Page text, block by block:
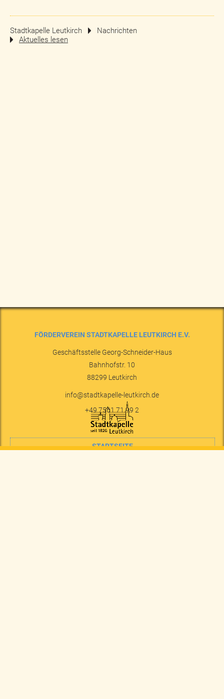
Stadtkapelle Leutkirch
Nachrichten
Aktuelles lesen
FÖRDERVEREIN STADTKAPELLE LEUTKIRCH E.V.
Geschäftsstelle Georg-Schneider-Haus
Bahnhofstr. 10
88299 Leutkirch
info@stadtkapelle-leutkirch.de
+49 7561 71 99 2
STARTSEITE